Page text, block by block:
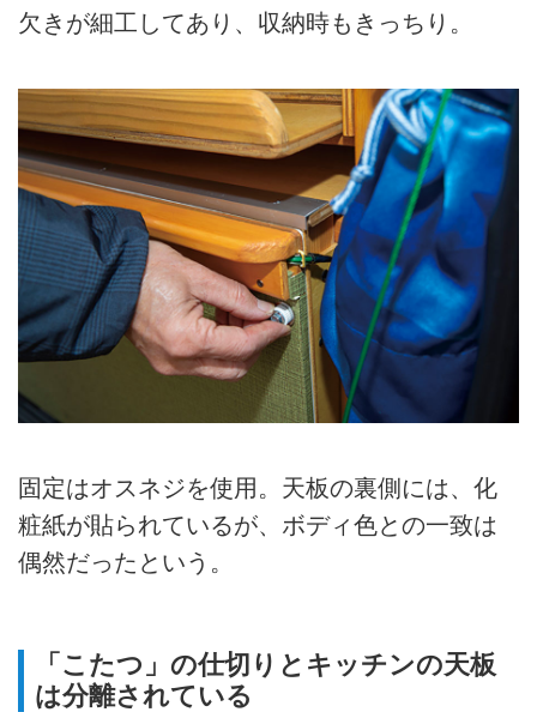
欠きが細工してあり、収納時もきっちり。
固定はオスネジを使用。天板の裏側には、化
粧紙が貼られているが、ボディ色との一致は
偶然だったという。
「こたつ」の仕切りとキッチンの天板
は分離されている